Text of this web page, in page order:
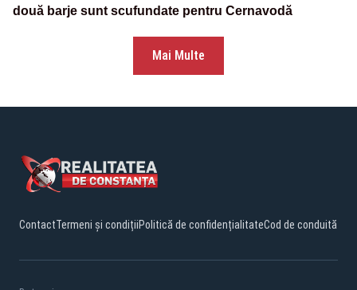
două barje sunt scufundate pentru Cernavodă
Mai Multe
ContactTermeni și condițiiPolitică de confidențialitateCod de conduită